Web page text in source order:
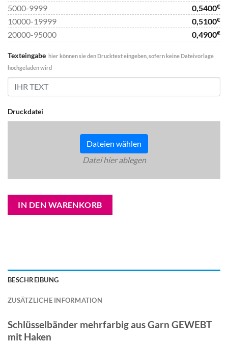
5000-9999 0,5400€
10000-19999 0,5100€
20000-95000 0,4900€
Texteingabe hier können sie den Drucktext eingeben, sofern keine Dateivorlage
hochgeladen wird
Druckdatei
Dateien wählen
Datei hier ablegen
IN DEN WARENKORB
BESCHREIBUNG
ZUSÄTZLICHE INFORMATION
Schlüsselbänder mehrfarbig aus Garn GEWEBT
mit Haken